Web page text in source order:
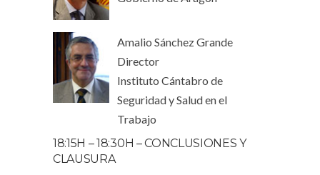
Amalio Sánchez Grande
Director
Instituto Cántabro de
Seguridad y Salud en el
Trabajo
18:15H – 18:30H – CONCLUSIONES Y
CLAUSURA